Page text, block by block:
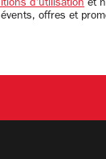
d'utilisation et
offres et